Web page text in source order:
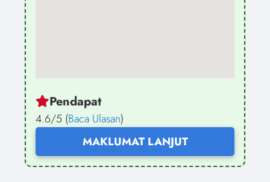
Pendapat
4.6/5 (Baca Ulasan)
MAKLUMAT LANJUT